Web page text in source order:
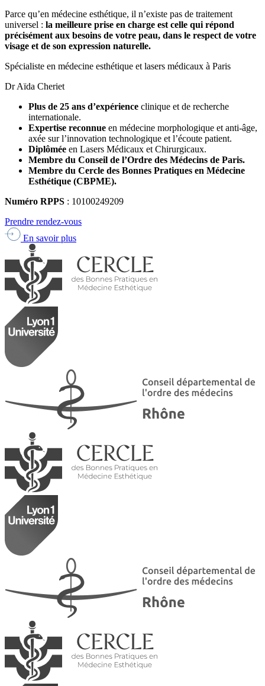
Parce qu’en médecine esthétique, il n’existe pas de traitement
universel : la meilleure prise en charge est celle qui répond
précisément aux besoins de votre peau, dans le respect de votre
visage et de son expression naturelle.
Spécialiste en médecine esthétique et lasers médicaux à Paris
Dr Aïda Cheriet
Plus de 25 ans d’expérience clinique et de recherche
internationale.
Expertise reconnue en médecine morphologique et anti-âge,
axée sur l’innovation technologique et l’écoute patient.
Diplômée en Lasers Médicaux et Chirurgicaux.
Membre du Conseil de l’Ordre des Médecins de Paris.
Membre du Cercle des Bonnes Pratiques en Médecine
Esthétique (CBPME).
Numéro RPPS : 10100249209
Prendre rendez-vous
En savoir plus